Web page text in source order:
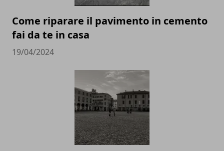
Come riparare il pavimento in cemento
fai da te in casa
19/04/2024